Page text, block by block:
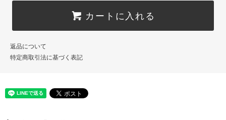
カートに入れる
返品について
特定商取引法に基づく表記